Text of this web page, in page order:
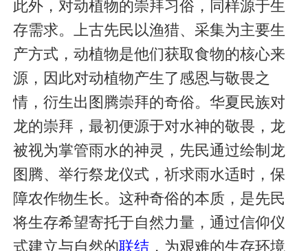
此外，对动植物的崇拜习俗，同样源于生
存需求。上古先民以渔猎、采集为主要生
产方式，动植物是他们获取食物的核心来
源，因此对动植物产生了感恩与敬畏之
情，衍生出图腾崇拜的奇俗。华夏民族对
龙的崇拜，最初便源于对水神的敬畏，龙
被视为掌管雨水的神灵，先民通过绘制龙
图腾、举行祭龙仪式，祈求雨水适时，保
障农作物生长。这种奇俗的本质，是先民
将生存希望寄托于自然力量，通过信仰仪
式建立与自然的联结，为艰难的生存环境